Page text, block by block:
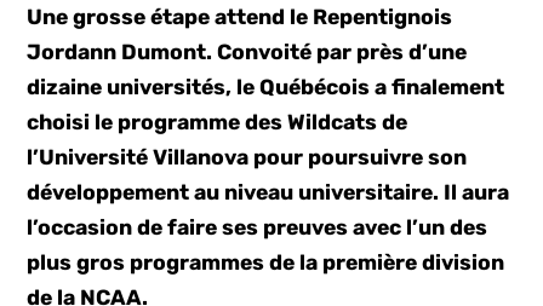
Une grosse étape attend le Repentignois
Jordann Dumont. Convoité par près d’une
dizaine universités, le Québécois a finalement
choisi le programme des Wildcats de
l’Université Villanova pour poursuivre son
développement au niveau universitaire. Il aura
l’occasion de faire ses preuves avec l’un des
plus gros programmes de la première division
de la NCAA.